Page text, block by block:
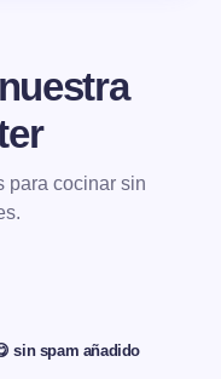
para cocinar sin
sin spam añadido